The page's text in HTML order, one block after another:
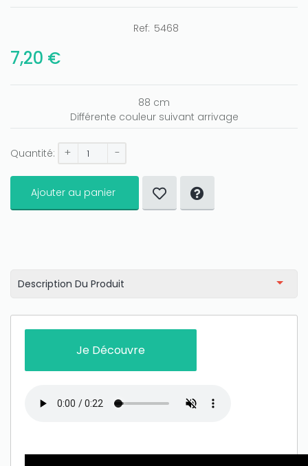
Ref: 5468
7,20 €
88 cm
Différente couleur suivant arrivage
Quantité: + -
Ajouter au panier
Description Du Produit
Je Découvre
amount on your credits!